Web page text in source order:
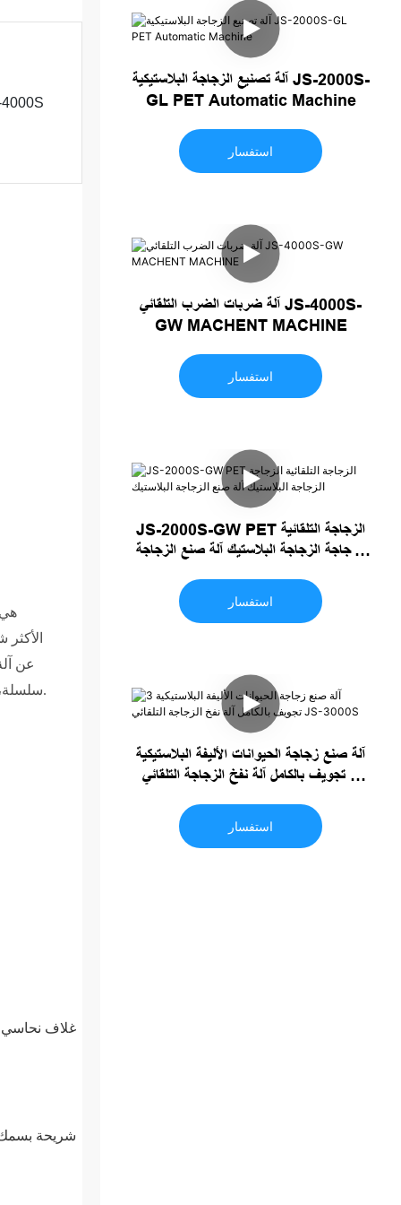
آلة تصنيع الزجاجة البلاستيكية JS-2000S-
GL PET Automatic Machine
استفسار
آلة ضربات الضرب التلقائي JS-4000S-
GW MACHENT MACHINE
استفسار
JS-2000S-GW PET الزجاجة التلقائية
الزجاجة الزجاجة البلاستيك آلة صنع الزجاجة
استفسار
آلة صنع زجاجة الحيوانات الأليفة البلاستيكية
3 تجويف بالكامل آلة نفخ الزجاجة التلقائي
استفسار
عن
سلسلة، وسحب مؤازر، وإغلاق مؤازر، ومحرك مؤازر، وفارغ مؤازر.